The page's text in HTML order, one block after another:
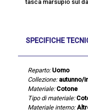
tasca marsupio sul
SPECIFICHE
Reparto: Uomo
Collezione: autunno/
Materiale: Cotone
Tipo di materiale:
Materiale interno: